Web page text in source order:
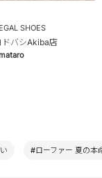
SHOES
ドバシAkiba店
#ローファー 夏の本